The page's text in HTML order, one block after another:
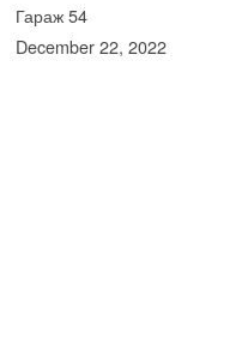
Гараж 54
December 22, 2022